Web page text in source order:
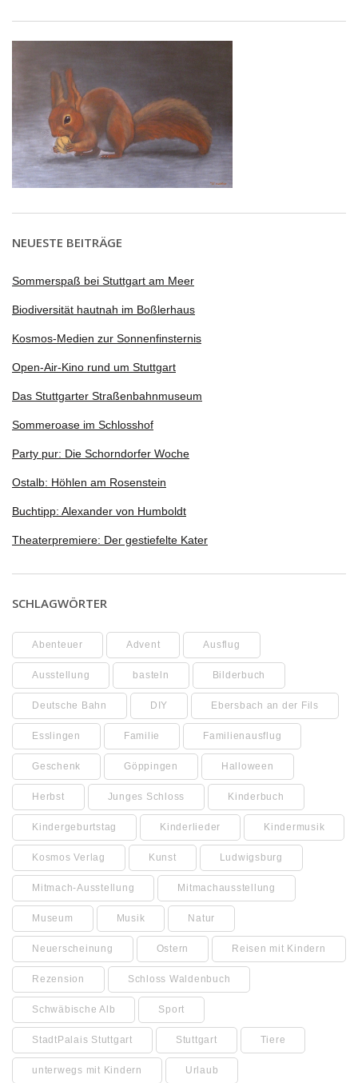
NEUESTE BEITRÄGE
Sommerspaß bei Stuttgart am Meer
Biodiversität hautnah im Boßlerhaus
Kosmos-Medien zur Sonnenfinsternis
Open-Air-Kino rund um Stuttgart
Das Stuttgarter Straßenbahnmuseum
Sommeroase im Schlosshof
Party pur: Die Schorndorfer Woche
Ostalb: Höhlen am Rosenstein
Buchtipp: Alexander von Humboldt
Theaterpremiere: Der gestiefelte Kater
SCHLAGWÖRTER
Abenteuer Advent Ausflug
Ausstellung basteln Bilderbuch
Deutsche Bahn DIY Ebersbach an der Fils
Esslingen Familie Familienausflug
Geschenk Göppingen Halloween
Herbst Junges Schloss Kinderbuch
Kindergeburtstag Kinderlieder Kindermusik
Kosmos Verlag Kunst Ludwigsburg
Mitmach-Ausstellung Mitmachausstellung
Museum Musik Natur
Neuerscheinung Ostern Reisen mit Kindern
Rezension Schloss Waldenbuch
Schwäbische Alb Sport
StadtPalais Stuttgart Stuttgart Tiere
unterwegs mit Kindern Urlaub